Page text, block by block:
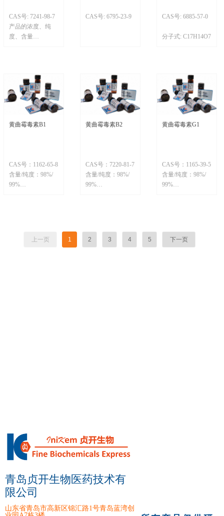
CAS号: 7241-98-7
产品的浓度、纯
度、含量
CAS号: 6795-23-9 CAS号: 6885-57-0
分子式: C17H14O7
黄曲霉毒素B1
CAS号：1162-65-8
含量/纯度：98%/
99%
黄曲霉毒素B2
CAS号：7220-81-7
含量/纯度：98%/
99%
黄曲霉毒素G1
CAS号：1165-39-5
含量/纯度：98%/
99%
上一页 1 2 3 4 5 下一页
青岛贞开生物医药技术有
限公司
山东省青岛市高新区锦汇路1号青岛蓝湾创